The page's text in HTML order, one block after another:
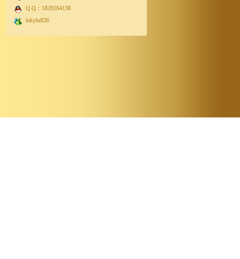
Q Q：1820164138
lukylu826